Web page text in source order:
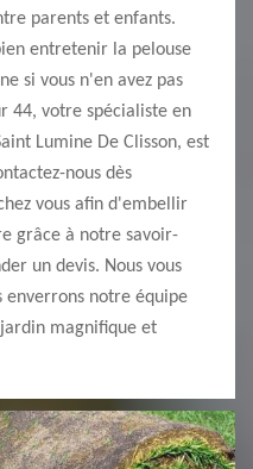
parents et enfants.
entretenir la pelouse
si vous n'en avez pas
44, votre spécialiste en
Lumine De Clisson, est
nous dès
vous afin d'embellir
grâce à notre savoir-
un devis. Nous vous
enverrons notre équipe
magnifique et